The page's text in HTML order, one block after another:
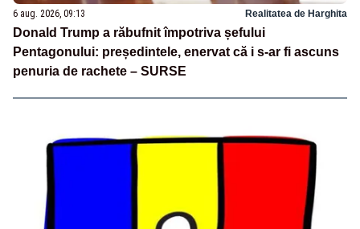
6 aug. 2026, 09:13 Realitatea de Harghita
Donald Trump a răbufnit împotriva șefului
Pentagonului: președintele, enervat că i s-ar fi ascuns
penuria de rachete – SURSE